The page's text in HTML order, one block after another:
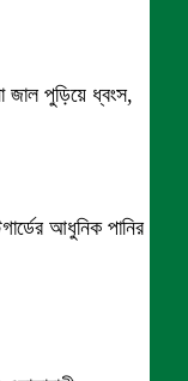
জাল পুড়িয়ে ধ্বংস,
আধুনিক পানির